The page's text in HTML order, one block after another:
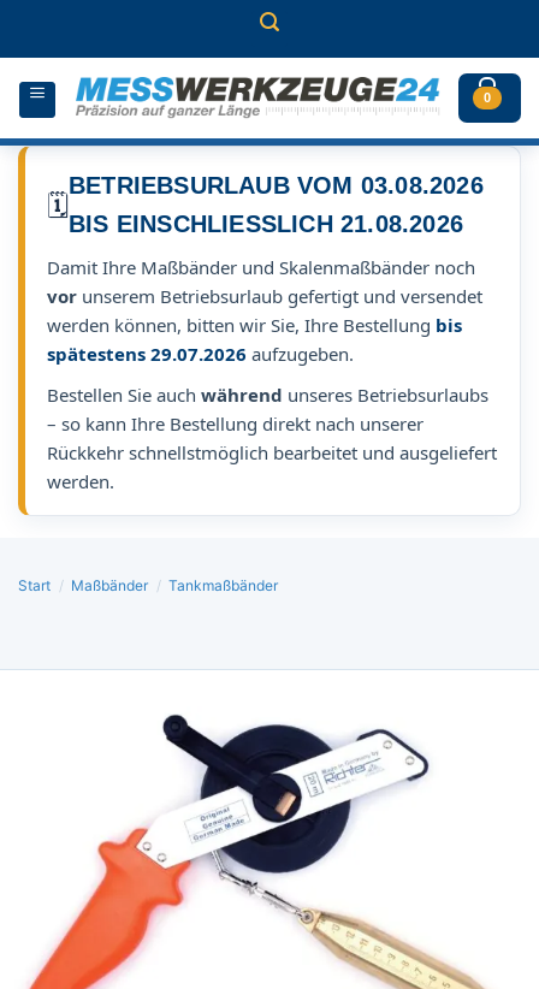
0
🗓️
BETRIEBSURLAUB VOM 03.08.2026
BIS EINSCHLIESSLICH 21.08.2026
Damit Ihre Maßbänder und Skalenmaßbänder noch
vor unserem Betriebsurlaub gefertigt und versendet
werden können, bitten wir Sie, Ihre Bestellung bis
spätestens 29.07.2026 aufzugeben.
Bestellen Sie auch während unseres Betriebsurlaubs
– so kann Ihre Bestellung direkt nach unserer
Rückkehr schnellstmöglich bearbeitet und ausgeliefert
werden.
Start / Maßbänder / Tankmaßbänder